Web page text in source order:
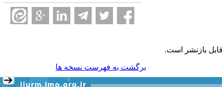
قابل بازنشر است.
برگشت به فهرست نسخه ها